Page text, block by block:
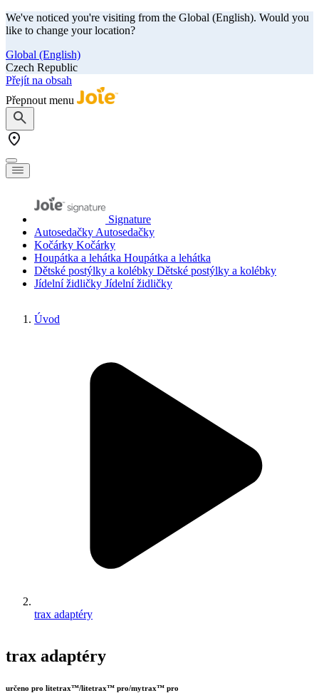
We've noticed you're visiting from the Global (English). Would you
like to change your location?
Global (English)
Czech Republic
Přejít na obsah
Přepnout menu
Signature
Autosedačky Autosedačky
Kočárky Kočárky
Houpátka a lehátka Houpátka a lehátka
Dětské postýlky a kolébky Dětské postýlky a kolébky
Jídelní židličky Jídelní židličky
Úvod
trax adaptéry
trax adaptéry
určeno pro litetrax™/litetrax™ pro/mytrax™ pro